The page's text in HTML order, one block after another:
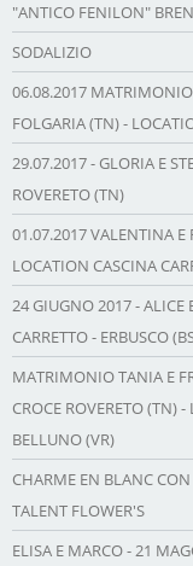
"ANTICO FENILON"
SODALIZIO
06.08.2017
FOLGARIA (TN) -
29.07.2017 - GLORIA E
ROVERETO (TN)
01.07.2017 VALENTINA E
LOCATION CASCINA
24 GIUGNO 2017 - ALICE
CARRETTO - ERBUSCO
MATRIMONIO TANIA E
CROCE ROVERETO (TN)
BELLUNO (VR)
CHARME EN BLANC
TALENT FLOWER'S
ELISA E MARCO - 21